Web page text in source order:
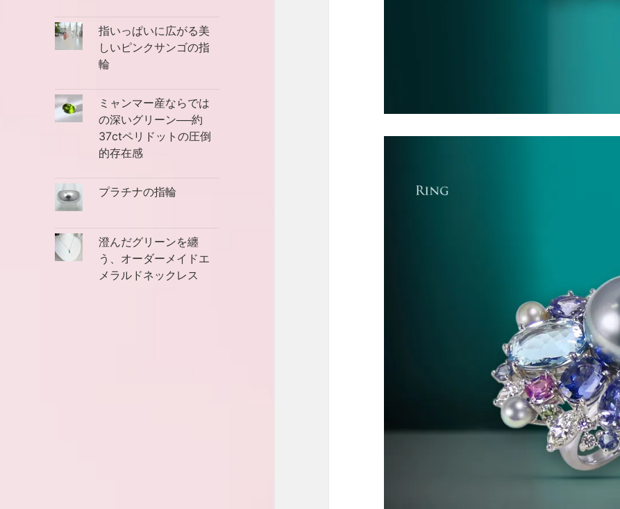
指いっぱいに広がる美
しいピンクサンゴの指
輪
ミャンマー産ならでは
の深いグリーン──約
37ctペリドットの圧倒
的存在感
プラチナの指輪
澄んだグリーンを纏
う、オーダーメイドエ
メラルドネックレス